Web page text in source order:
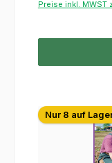
Preise inkl. MWST
Nur 8 auf